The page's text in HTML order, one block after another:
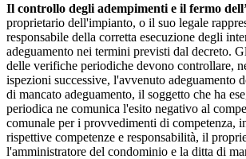
Il controllo degli adempimenti e il fermo
proprietario dell'impianto, o il suo legale
responsabile della corretta esecuzione degli
adeguamento nei termini previsti dal decreto.
delle verifiche periodiche devono controllare,
ispezioni successive, l'avvenuto adeguamento
di mancato adeguamento, il soggetto che ha
periodica ne comunica l'esito negativo al
comunale per i provvedimenti di competenza,
rispettive competenze e responsabilità, il
l'amministratore del condominio e la ditta di